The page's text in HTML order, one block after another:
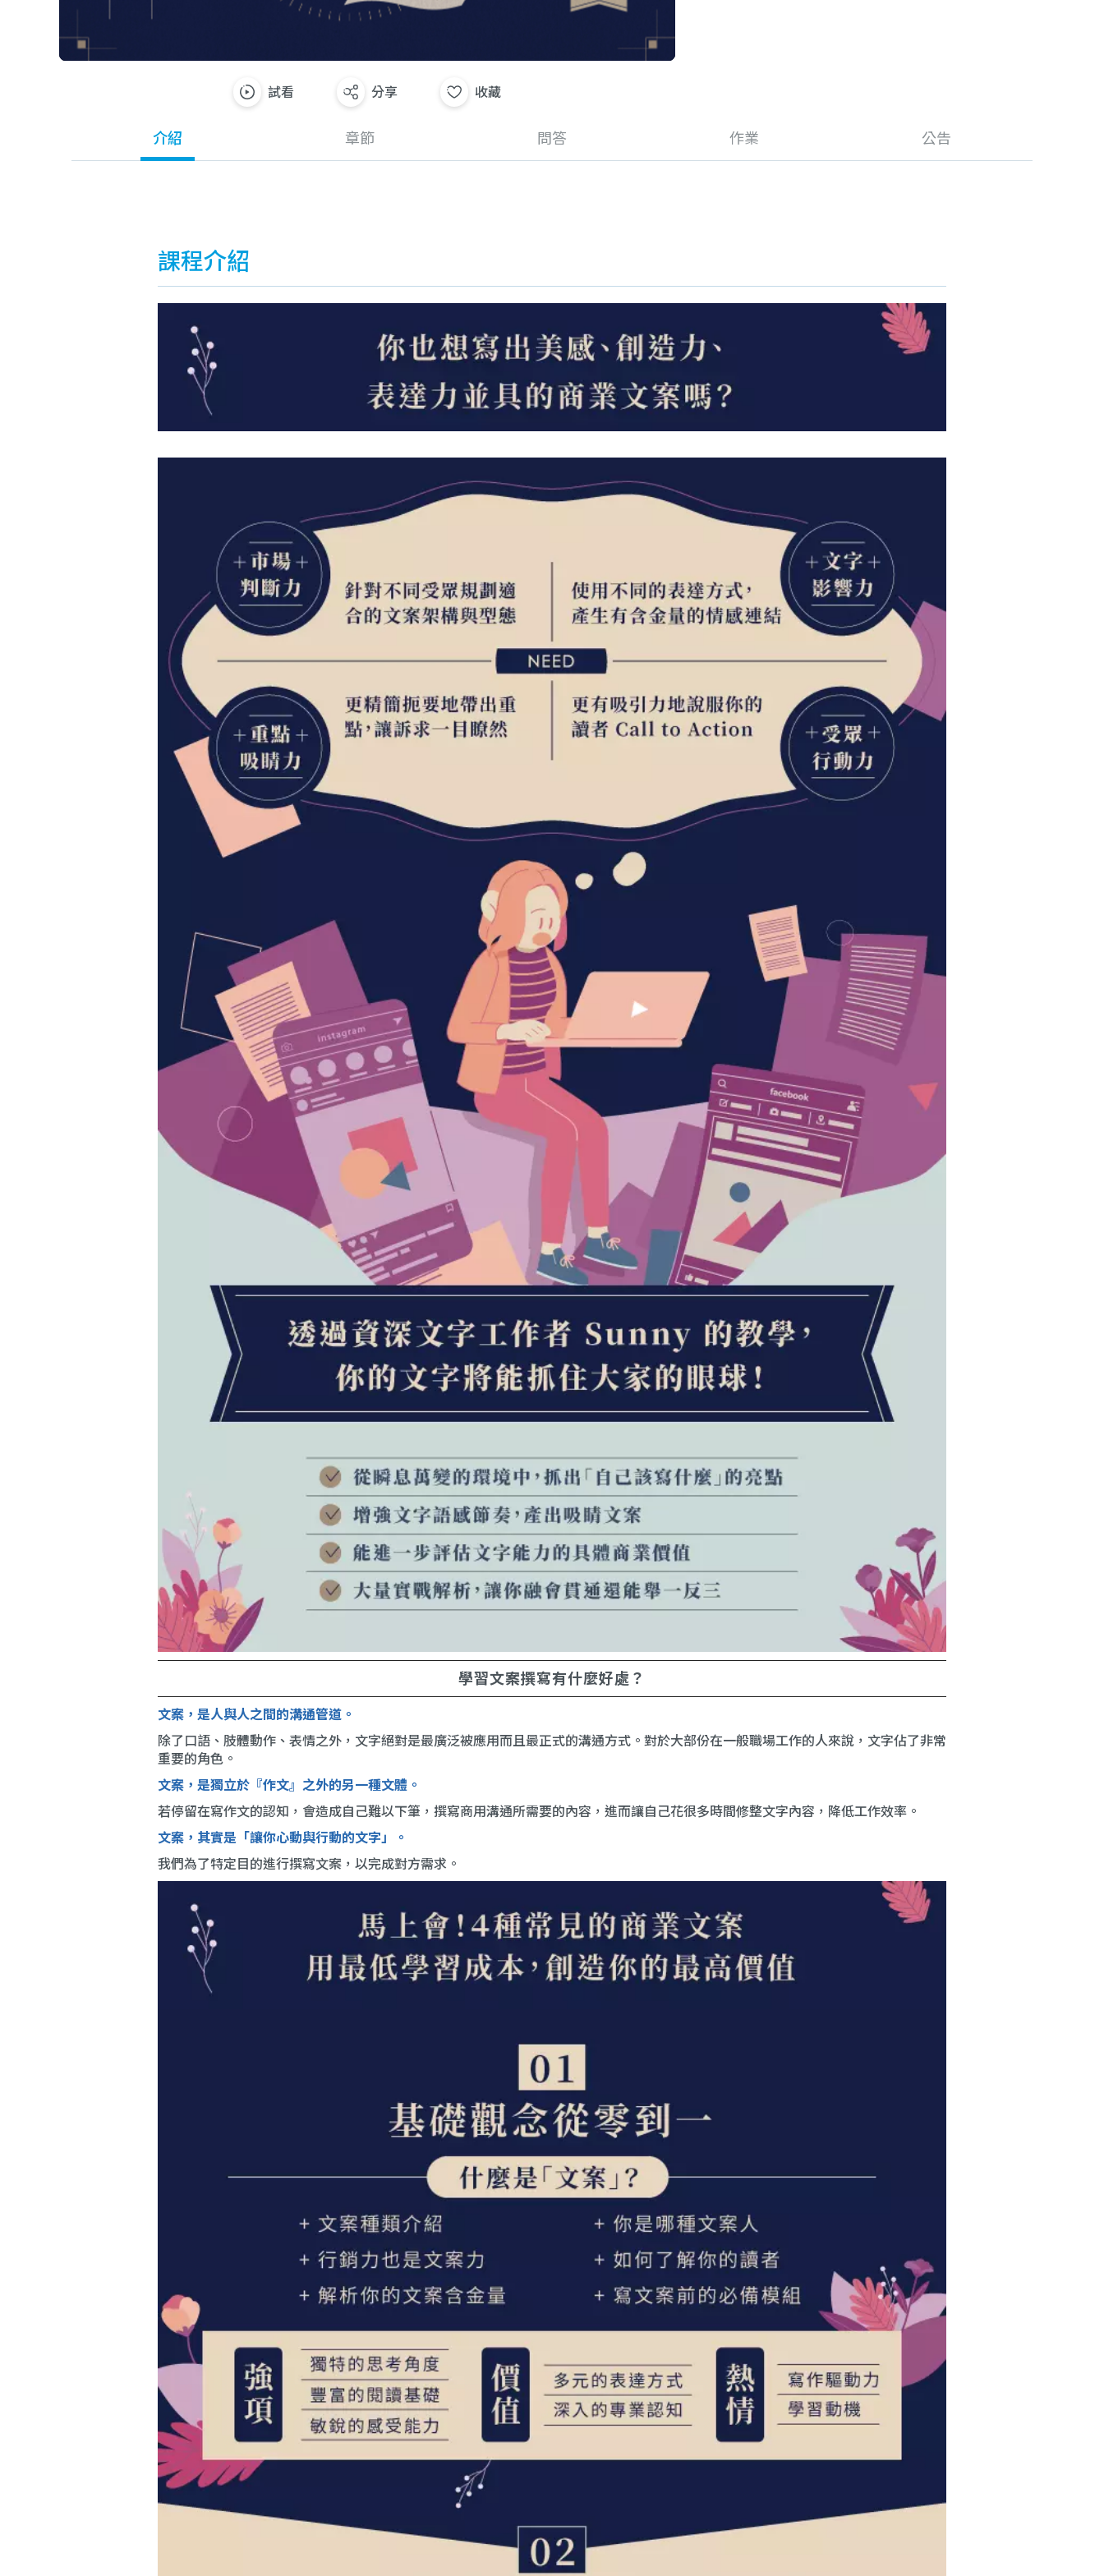
試看 分享 收藏
介紹 章節 問答 作業 公告
課程介紹
學習文案撰寫有什麼好處？
文案，是人與人之間的溝通管道。
除了口語、肢體動作、表情之外，文字絕對是最廣泛被應用而且最正式的溝通方式。對於大部份在一般職場工作的人來說，文字佔了非常
重要的角色。
文案，是獨立於『作文』之外的另一種文體 。
若停留在寫作文的認知，會造成自己難以下筆，撰寫商用溝通所需要的內容，進而讓自己花很多時間修整文字內容，降低工作效率。
文案，其實是「讓你心動與行動的文字」。
我們為了特定目的進行撰寫文案，以完成對方需求。